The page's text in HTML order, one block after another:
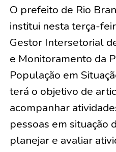
O prefeito de Rio
institui nesta terça-
Gestor Intersetorial
e Monitoramento da
População em
terá o objetivo de
acompanhar
pessoas em situação
planejar e avaliar